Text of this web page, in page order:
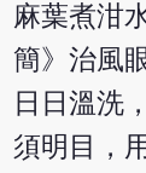
麻葉煮泔
簡》治風
日日溫洗
須明目，